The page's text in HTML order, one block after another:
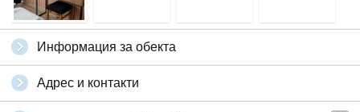
Информация за обекта
Адрес и контакти